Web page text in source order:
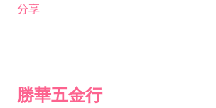
分享
勝華五金行